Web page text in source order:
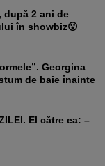
în showbiz😮
de baie înainte